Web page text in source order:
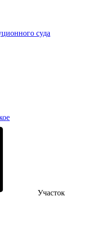
суда
Участок